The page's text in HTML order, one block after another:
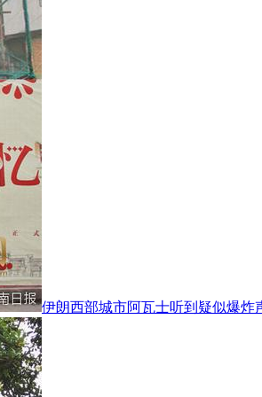
伊朗西部城市阿瓦士听到疑似爆炸